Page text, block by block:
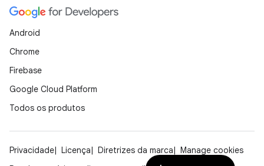
Android
Chrome
Firebase
Google Cloud Platform
Todos os produtos
Privacidade Licença Diretrizes da marca
Manage cookies